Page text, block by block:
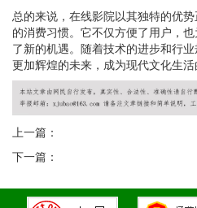
总的来说，在线影院以其独特的优
的消费习惯。它不仅方便了用户，
了新的机遇。随着技术的进步和行
更加辉煌的未来，成为现代文化生活
上一篇：
下一篇：